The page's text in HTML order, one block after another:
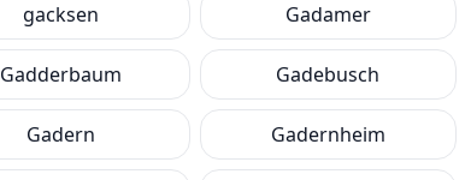
gacksen Gadamer
Gadderbaum Gadebusch
Gadern Gadernheim